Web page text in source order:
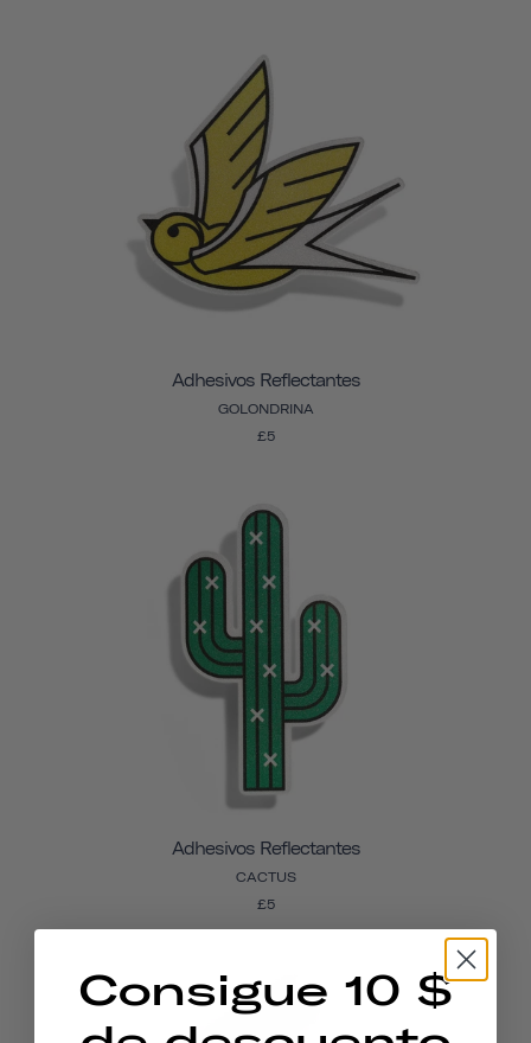
Adhesivos Reflectantes
GOLONDRINA
£5
Adhesivos Reflectantes
CACTUS
£5
Consigue 10 $